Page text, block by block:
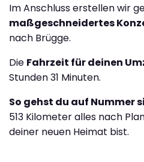
Im Anschluss erstellen wir
maßgeschneidertes
nach Brügge.
Die Fahrzeit für deinen
Stunden 31 Minuten.
So gehst du auf Nummer
513 Kilometer alles nach
deiner neuen Heimat bist.